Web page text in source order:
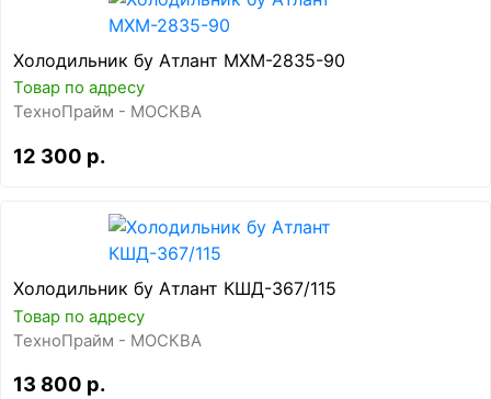
Холодильник бу Атлант МХМ-2835-90
Товар по адресу
ТехноПрайм - МОСКВА
12 300 р.
Холодильник бу Атлант КШД-367/115
Товар по адресу
ТехноПрайм - МОСКВА
13 800 р.